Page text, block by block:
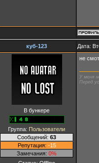
куб-123 Дата:
В бункере
Группа: Пользователи
Сообщений: 63
Репутация: -15
Замечания: 0%
не
У меня
Перед